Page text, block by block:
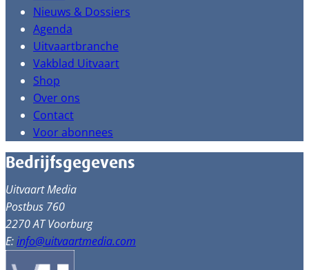
Nieuws & Dossiers
Agenda
Uitvaartbranche
Vakblad Uitvaart
Shop
Over ons
Contact
Voor abonnees
Bedrijfsgegevens
Uitvaart Media
Postbus 760
2270 AT Voorburg
E:info@uitvaartmedia.com